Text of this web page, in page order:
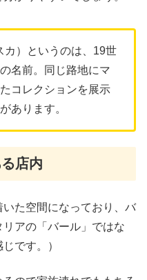
カ）というのは、19世
名前。同じ路地にマ
コレクションを展示
あります。
店内
た空間になっており、バ
アの「バール」ではな
です。）